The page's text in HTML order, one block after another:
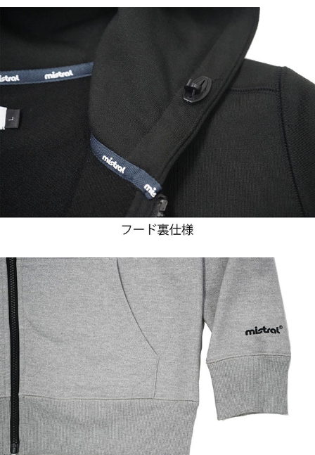
ランスリーブ。
UVカット機能もあり、程よい肉厚感がありながら軽やかな
素材感なので、長いシーズン活躍するアイテムです。
カラー：グレー、ブラック
サイズ：S、M、L、XL
生地：ポリエステル100％（表地）、ポリエステル99％・ポ
リウレタン1％（リブ部分）
◎在庫限り完売です